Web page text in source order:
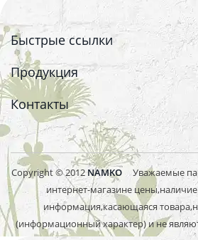
Быстрые ссылки
Продукция
Контакты
Copyright © 2012 NAMKO Уважаемые
интернет-магазине
информация,касающаяся
(информационный характер) и не